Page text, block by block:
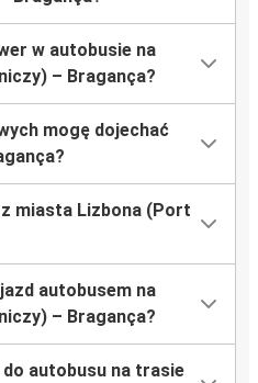
w autobusie na
– Bragança?
mogę dojechać
z miasta Lizbona (Port
autobusem na
– Bragança?
do autobusu na trasie